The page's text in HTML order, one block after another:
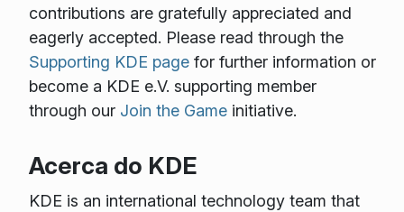
contributions are gratefully appreciated and
eagerly accepted. Please read through the
Supporting KDE pagefor further information or
become a KDE e.V. supporting member
through our Join the Gameinitiative.
Acerca do KDE
KDE is an international technology team that